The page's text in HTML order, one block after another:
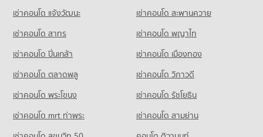
ขายคอนโด รร.ดอนเมืองทหารอากาศบํารุง
มีคอนโดขาย 825 ประกาศ
404 โครงการ
คอนโดให้เช่า รร.ฤทธิยะวรรณาลัย
มีคอนโดขาย 652 ประกาศ
700 โครงการ
คอนโดให้เช่า ถนนพหลโยธิน
มีคอนโดขาย 7,590 ประกาศ
คอนโด เซียร์ รังสิต
154 โครงการ
คอนโดให้เช่า เซียร์ รังสิต
เช่าคอนโด แจ้งวัฒนะ
เช่าคอนโด สะพานควาย
เช่าคอนโด สาทร
เช่าคอนโด พญาไท
เช่าคอนโด ปิ่นเกล้า
เช่าคอนโด เมืองทอง
เช่าคอนโด ตลาดพลู
เช่าคอนโด วิภาวดี
เช่าคอนโด พระโขนง
เช่าคอนโด รัชโยธิน
เช่าคอนโด mrt ท่าพระ
เช่าคอนโด สามย่าน